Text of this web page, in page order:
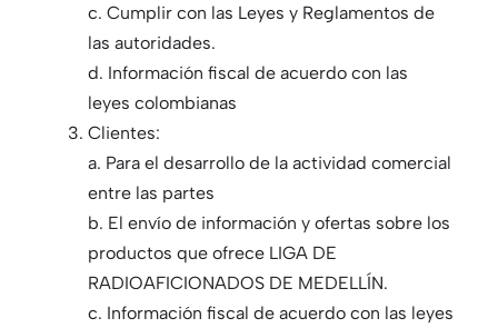
c. Cumplir con las Leyes y Reglamentos de
las autoridades.
d. Información fiscal de acuerdo con las
leyes colombianas
Clientes:
a. Para el desarrollo de la actividad comercial
entre las partes
b. El envío de información y ofertas sobre los
productos que ofrece LIGA DE
RADIOAFICIONADOS DE MEDELLÍN.
c. Información fiscal de acuerdo con las leyes